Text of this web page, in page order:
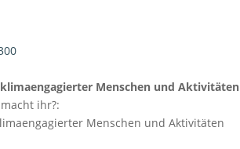
Menschen und Aktivitäten
ihr?:
Menschen und Aktivitäten